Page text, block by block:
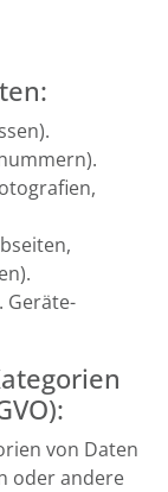
Geräte-
von Daten
oder andere